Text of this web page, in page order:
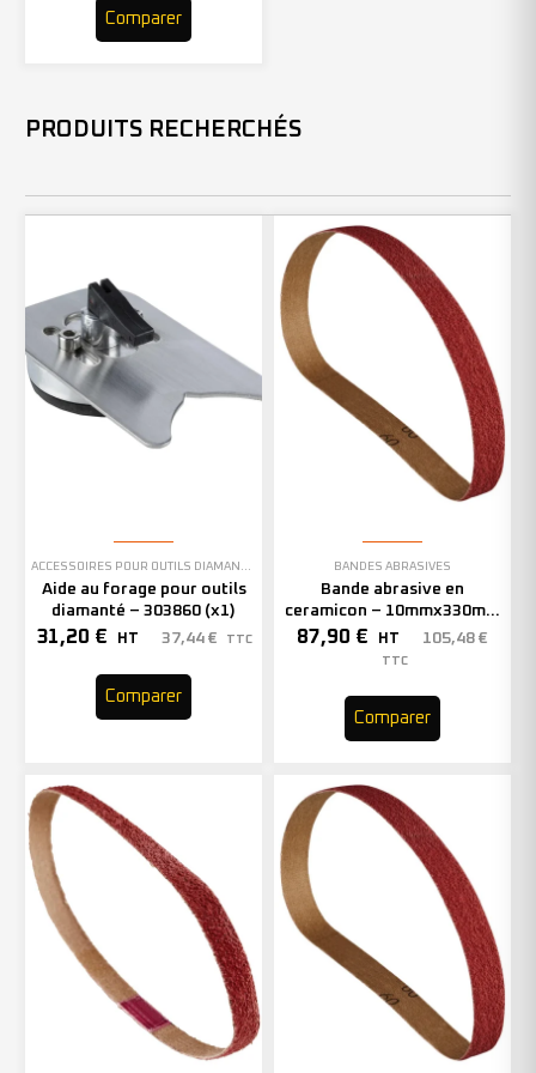
Comparer
PRODUITS RECHERCHÉS
Aide au forage pour outils
diamanté – 303860 (x1)
31,20 € HT 37,44 € TTC
Comparer
BANDES ABRASIVES
Bande abrasive en
ceramicon – 10mmx330mm
– Grain 40 – 333001 (x50)
87,90 € HT 105,48 €
TTC
Comparer